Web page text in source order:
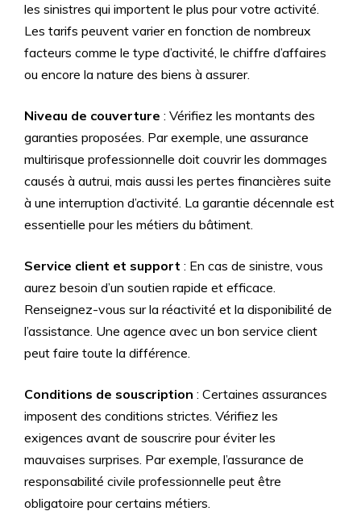
les sinistres qui importent le plus pour votre activité.
Les tarifs peuvent varier en fonction de nombreux
facteurs comme le type d’activité, le chiffre d’affaires
ou encore la nature des biens à assurer.
Niveau de couverture : Vérifiez les montants des
garanties proposées. Par exemple, une assurance
multirisque professionnelle doit couvrir les dommages
causés à autrui, mais aussi les pertes financières suite
à une interruption d’activité. La garantie décennale est
essentielle pour les métiers du bâtiment.
Service client et support : En cas de sinistre, vous
aurez besoin d’un soutien rapide et efficace.
Renseignez-vous sur la réactivité et la disponibilité de
l’assistance. Une agence avec un bon service client
peut faire toute la différence.
Conditions de souscription : Certaines assurances
imposent des conditions strictes. Vérifiez les
exigences avant de souscrire pour éviter les
mauvaises surprises. Par exemple, l’assurance de
responsabilité civile professionnelle peut être
obligatoire pour certains métiers.